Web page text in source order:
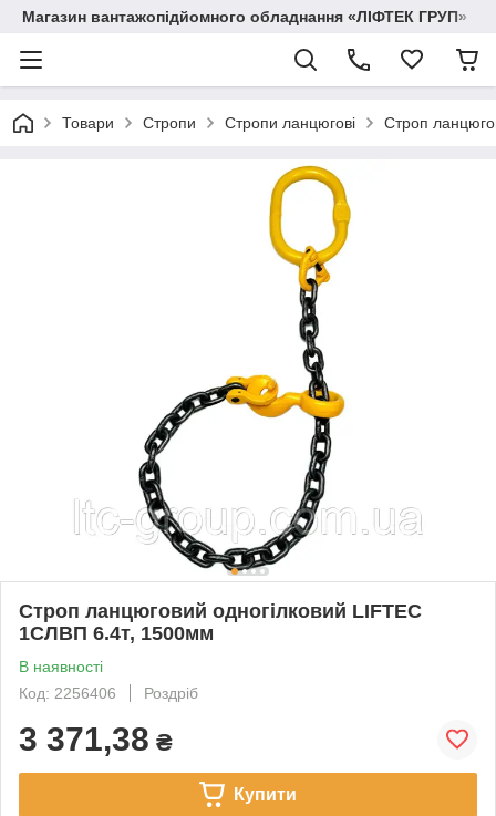
Магазин вантажопідйомного обладнання «ЛІФТЕК ГРУП»
Товари Стропи Стропи ланцюгові Строп
Строп ланцюговий одногілковий LIFTEC
1СЛВП 6.4т, 1500мм
В наявності
Код: 2256406
Роздріб
3 371,38 ₴
Купити